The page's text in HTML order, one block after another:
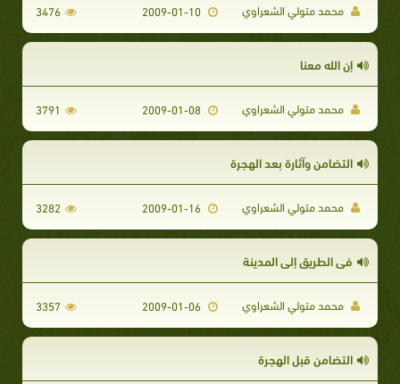
محمد متولي الشعراوي 2009-01-10
3476
إن الله معنا
محمد متولي الشعراوي 2009-01-08
3791
التضامن وآثارة بعد الهجرة
محمد متولي الشعراوي 2009-01-16
3282
فى الطريق إلى المدينة
محمد متولي الشعراوي 2009-01-06
3357
التضامن قبل الهجرة